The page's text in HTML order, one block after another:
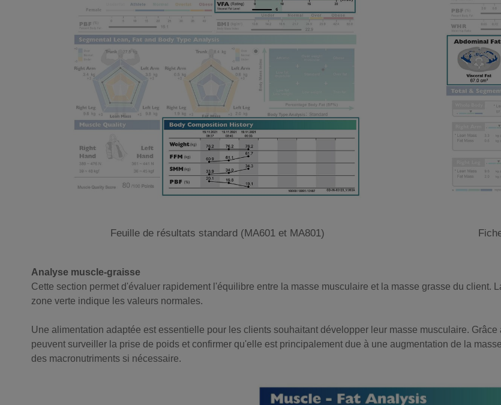
Feuille de résultats standard (MA601 et MA801)
Analyse muscle-graisse
Cette section permet d'évaluer rapidement l'équilibre entre la masse musculaire et la masse grasse du client.
zone verte indique les valeurs normales.
Une alimentation adaptée est essentielle pour les clients souhaitant développer leur masse musculaire.
peuvent surveiller la prise de poids et confirmer qu'elle est principalement due à une augmentation de la
des macronutriments si nécessaire.